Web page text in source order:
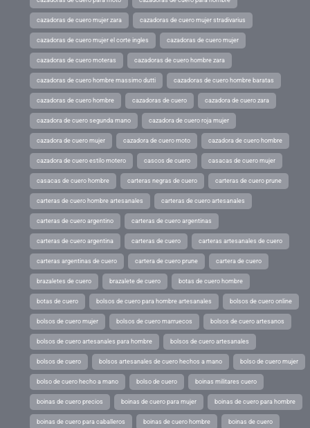
cazadoras de cuero mujer zara cazadoras de cuero mujer stradivarius
cazadoras de cuero mujer el corte ingles cazadoras de cuero mujer
cazadoras de cuero moteras cazadoras de cuero hombre zara
cazadoras de cuero hombre massimo dutti cazadoras de cuero hombre baratas
cazadoras de cuero hombre cazadoras de cuero cazadora de cuero zara
cazadora de cuero segunda mano cazadora de cuero roja mujer
cazadora de cuero mujer cazadora de cuero moto cazadora de cuero hombre
cazadora de cuero estilo motero cascos de cuero casacas de cuero mujer
casacas de cuero hombre carteras negras de cuero carteras de cuero prune
carteras de cuero hombre artesanales carteras de cuero artesanales
carteras de cuero argentino carteras de cuero argentinas
carteras de cuero argentina carteras de cuero carteras artesanales de cuero
carteras argentinas de cuero cartera de cuero prune cartera de cuero
brazaletes de cuero brazalete de cuero botas de cuero hombre
botas de cuero bolsos de cuero para hombre artesanales bolsos de cuero online
bolsos de cuero mujer bolsos de cuero marruecos bolsos de cuero artesanos
bolsos de cuero artesanales para hombre bolsos de cuero artesanales
bolsos de cuero bolsos artesanales de cuero hechos a mano bolso de cuero mujer
bolso de cuero hecho a mano bolso de cuero boinas militares cuero
boinas de cuero precios boinas de cuero para mujer boinas de cuero para hombre
boinas de cuero para caballeros boinas de cuero hombre boinas de cuero